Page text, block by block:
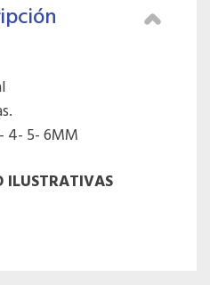
4- 5- 6MM
ILUSTRATIVAS